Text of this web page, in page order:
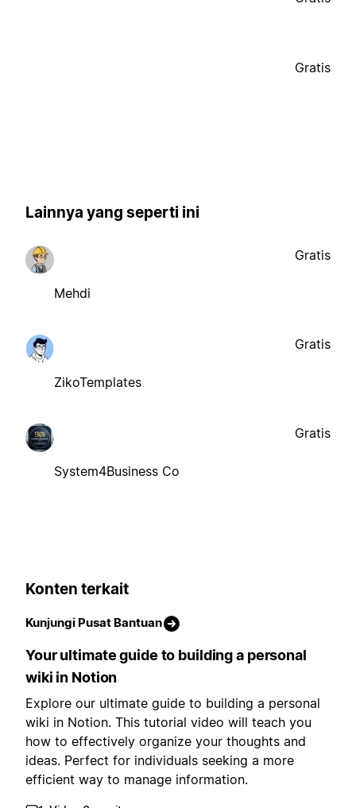
Gratis
Lainnya yang seperti ini
Mehdi
Gratis
ZikoTemplates
Gratis
System4Business Co
Gratis
Konten terkait
Kunjungi Pusat Bantuan
Your ultimate guide to building a personal
wiki in Notion
Explore our ultimate guide to building a personal
wiki in Notion. This tutorial video will teach you
how to effectively organize your thoughts and
ideas. Perfect for individuals seeking a more
efficient way to manage information.